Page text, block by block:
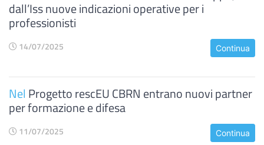
dall’Iss nuove indicazioni operative per i
professionisti
14/07/2025 Continua
Nel Progetto rescEU CBRN entrano nuovi partner
per formazione e difesa
11/07/2025 Continua